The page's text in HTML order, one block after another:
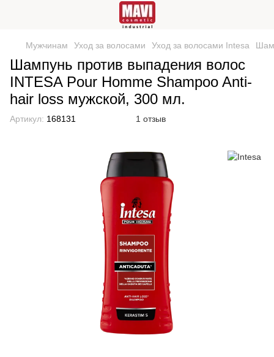
Мужчинам Уход за волосами Уход за волосами Intesa
Шампунь против выпадения волос
INTESA Pour Homme Shampoo Anti-
hair loss мужской, 300 мл.
Артикул: 168131 1 отзыв